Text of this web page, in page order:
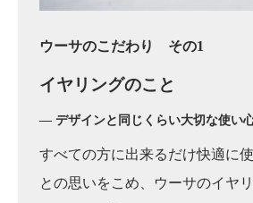
ウーサのこだわり その1
イヤリングのこと
― デザインと同じくらい大切な使い
すべての方に出来るだけ快適に
との思いをこめ、ウーサのイヤ